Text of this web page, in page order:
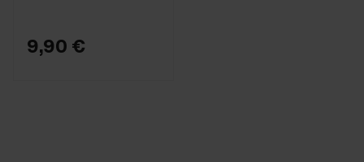
9,90 €